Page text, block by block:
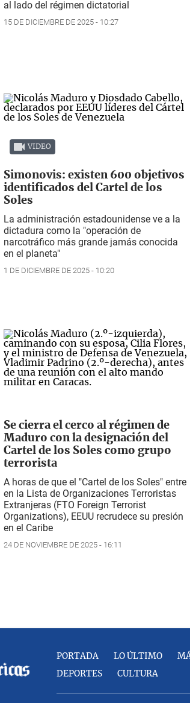
al lado del régimen dictatorial
15 DE DICIEMBRE DE 2025 - 10:27
VIDEO
Simonovis: existen 600 objetivos
identificados del Cartel de los
Soles
La administración estadounidense ve a la
dictadura como la "operación de
narcotráfico más grande jamás conocida
en el planeta"
1 DE DICIEMBRE DE 2025 - 10:20
Se cierra el cerco al régimen de
Maduro con la designación del
Cartel de los Soles como grupo
terrorista
A horas de que el "Cartel de los Soles" entre
en la Lista de Organizaciones Terroristas
Extranjeras (FTO Foreign Terrorist
Organizations), EEUU recrudece su presión
en el Caribe
24 DE NOVIEMBRE DE 2025 - 16:11
PORTADA LO ÚLTIMO
DEPORTES CULTURA